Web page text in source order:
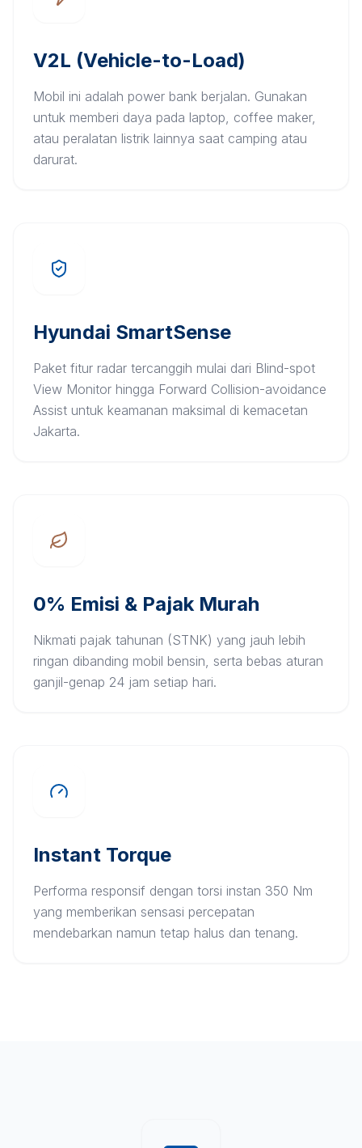
V2L (Vehicle-to-Load)
Mobil ini adalah power bank berjalan. Gunakan
untuk memberi daya pada laptop, coffee maker,
atau peralatan listrik lainnya saat camping atau
darurat.
Hyundai SmartSense
Paket fitur radar tercanggih mulai dari Blind-spot
View Monitor hingga Forward Collision-avoidance
Assist untuk keamanan maksimal di kemacetan
Jakarta.
0% Emisi & Pajak Murah
Nikmati pajak tahunan (STNK) yang jauh lebih
ringan dibanding mobil bensin, serta bebas aturan
ganjil-genap 24 jam setiap hari.
Instant Torque
Performa responsif dengan torsi instan 350 Nm
yang memberikan sensasi percepatan
mendebarkan namun tetap halus dan tenang.